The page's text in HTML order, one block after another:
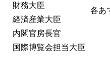
財務大臣
経済産業大臣
内閣官房長官
国際博覧会担当大臣
各あ